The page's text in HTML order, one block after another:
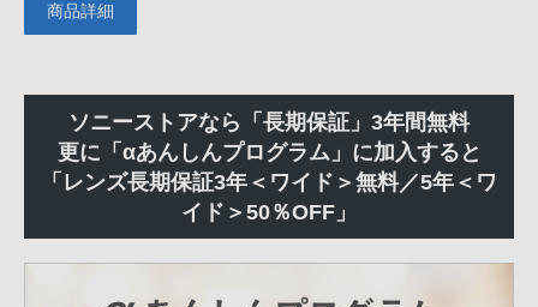
商品詳細
ソニーストアなら「長期保証」3年間無料
更に「αあんしんプログラム」に加入すると
「レンズ長期保証3年＜ワイド＞無料／5年＜ワ
イド＞50％OFF」